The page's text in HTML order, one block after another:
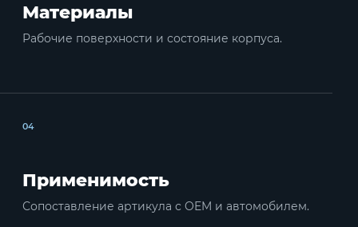
Материалы
Рабочие поверхности и состояние корпуса.
04
Применимость
Сопоставление артикула с OEM и автомобилем.